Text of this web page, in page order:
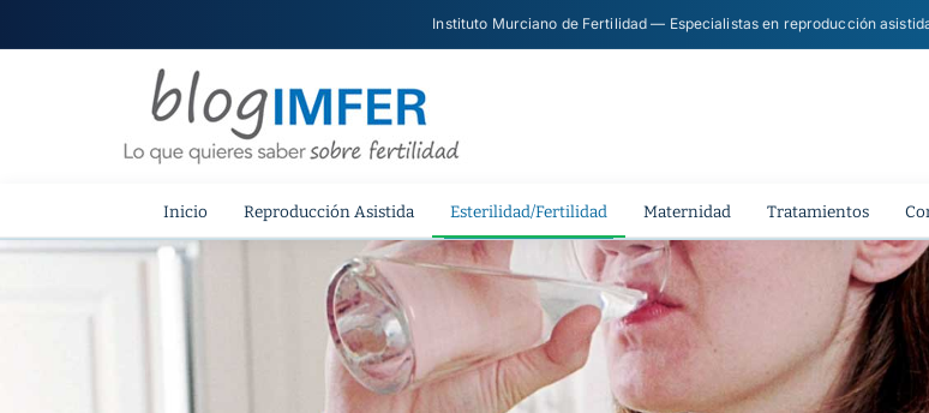
Instituto Murciano de Fertilidad — Especialistas en reproducción
Inicio Reproducción Asistida Esterilidad/Fertilidad Maternidad Tratamientos